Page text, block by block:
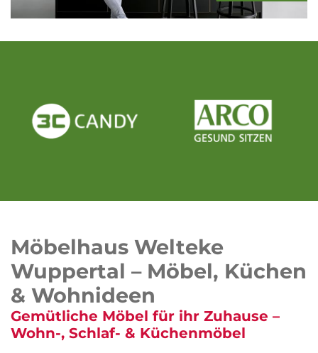
Möbelhaus Welteke
Wuppertal – Möbel, Küchen
& Wohnideen
Gemütliche Möbel für ihr Zuhause –
Wohn-, Schlaf- & Küchenmöbel